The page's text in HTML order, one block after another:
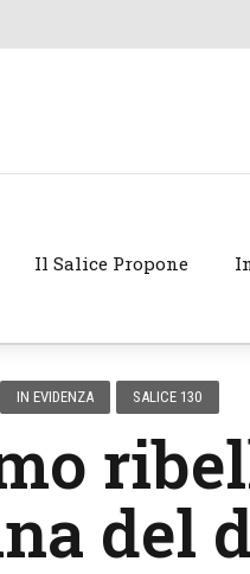
Il Salice Propone
IN EVIDENZA SALICE 130
del